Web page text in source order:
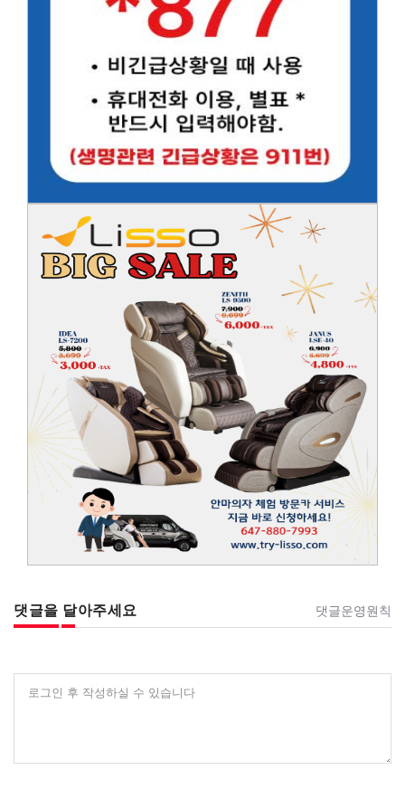
댓글을 달아주세요 댓글운영원칙
로그인 후 작성하실 수 있습니다